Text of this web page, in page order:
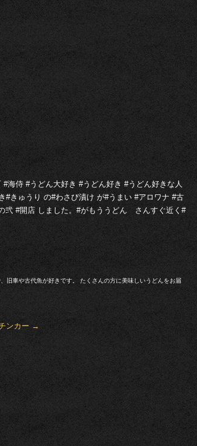
海侍 #うどん大好き #うどん好き #うどん好きな人
#きゅうり の#わさび漬け が#うまい #アロワナ #古
弐 #開店 しました。#がもううどん さんすぐ近く#
旧車や古代魚が好きです。 たくさんの方に美味しいうどんをお届
ンカー →